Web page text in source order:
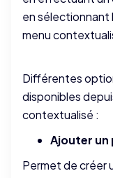
en sélectionnant
menu
Différentes
disponibles
contextualisé :
Ajouter un
Permet de créer